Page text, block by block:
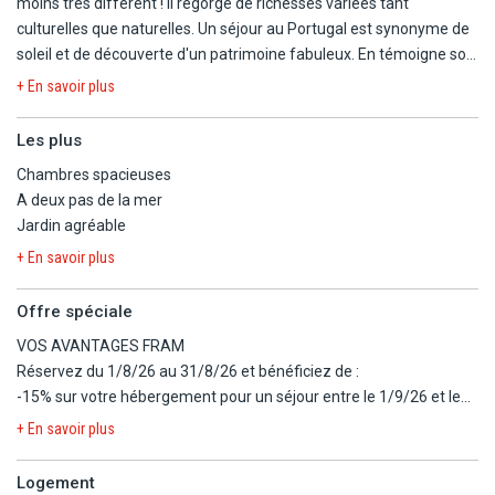
culturelles que naturelles. Un séjour au Portugal est synonyme de
soleil et de découverte d'un patrimoine fabuleux. En témoigne son
emblématique capitale Lisbonne, connue pour être une des plus
pas non plus indifférent : de nombreux plats à base de produits de
petits flancs à la cannelle), sans oublier les vins du sud et le
fameux Porto.
Le Muthu Clube Praia da Oura est situé sur la côte de l'Algarve. Ce
pied de la plage la plus proche et à 3 km du centre d'Albufeira.
+ En savoir plus
Les plus
Chambres spacieuses
A deux pas de la mer
Jardin agréable
+ En savoir plus
Offre spéciale
VOS AVANTAGES FRAM
Réservez du 1/8/26 au 31/8/26 et bénéficiez de :
-15% sur votre hébergement pour un séjour entre le 1/9/26 et le
31/10/26.
Réservez du 1/9/26 au 5/10/26 et bénéficiez de :
+ En savoir plus
Logement